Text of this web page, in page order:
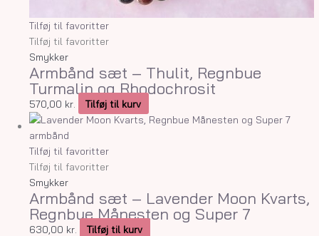
Tilføj til favoritter
Tilføj til favoritter
Smykker
Armbånd sæt – Thulit, Regnbue
Turmalin og Rhodochrosit
570,00 kr. Tilføj til kurv
Tilføj til favoritter
Tilføj til favoritter
Smykker
Armbånd sæt – Lavender Moon Kvarts,
Regnbue Månesten og Super 7
630,00 kr. Tilføj til kurv